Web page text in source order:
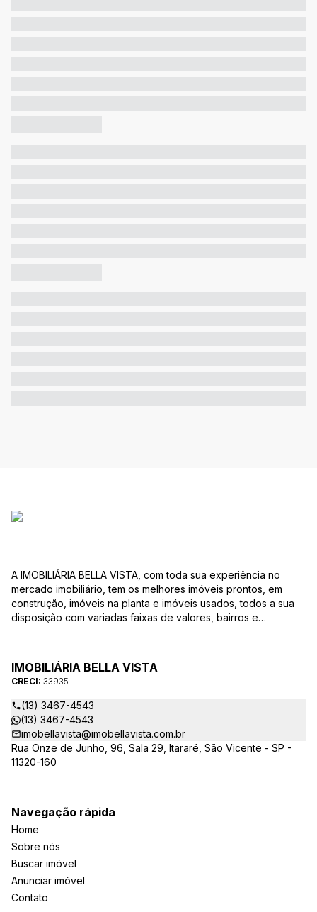
A IMOBILIÁRIA BELLA VISTA, com toda sua experiência no
mercado imobiliário, tem os melhores imóveis prontos, em
construção, imóveis na planta e imóveis usados, todos a sua
disposição com variadas faixas de valores, bairros e
ao CRECI-EE – estarão sempre prontos para responder-lhe
todas as suas dúvidas sobre casas, apartamentos, terrenos,
salas comerciais e outros produtos imobiliários.
IMOBILIÁRIA BELLA VISTA
CRECI: 33935
(13) 3467-4543
(13) 3467-4543
imobellavista@imobellavista.com.br
Rua Onze de Junho, 96, Sala 29, Itararé, São Vicente - SP -
11320-160
Navegação rápida
Home
Sobre nós
Buscar imóvel
Anunciar imóvel
Contato